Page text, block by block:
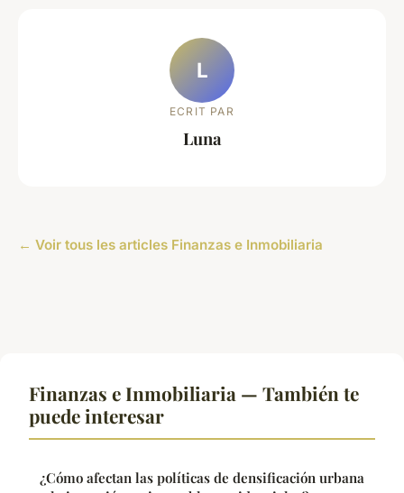
L
ECRIT PAR
Luna
← Voir tous les articles Finanzas e Inmobiliaria
Finanzas e Inmobiliaria — También te
puede interesar
¿Cómo afectan las políticas de densificación urbana